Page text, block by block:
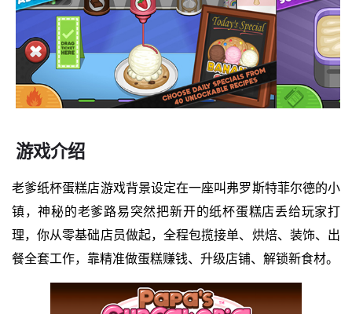
游戏介绍
老爹纸杯蛋糕店游戏背景设定在一座叫弗罗斯特菲尔德的小
镇，神秘的老爹路易突然把新开的纸杯蛋糕店丢给玩家打
理，你从零基础店员做起，全程包揽接单、烘焙、装饰、出
餐全套工作，靠精准做蛋糕赚钱、升级店铺、解锁新食材。